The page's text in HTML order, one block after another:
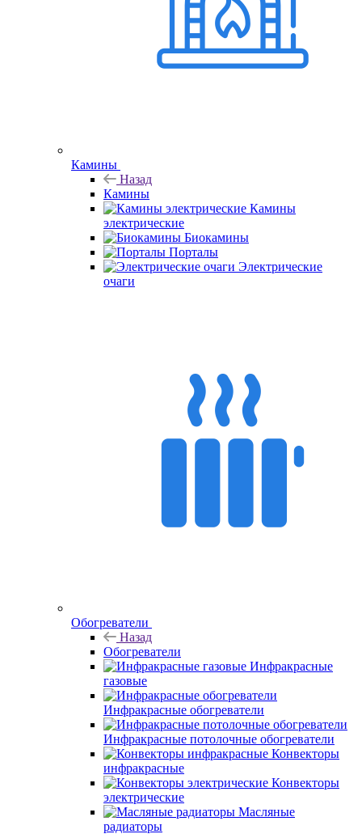
Камины
Назад
Камины
Камины
электрические
Биокамины
Порталы
Электрические
очаги
Обогреватели
Назад
Обогреватели
Инфракрасные
газовые
Инфракрасные обогреватели
Инфракрасные потолочные обогреватели
Конвекторы
инфракрасные
Конвекторы
электрические
Масляные
радиаторы